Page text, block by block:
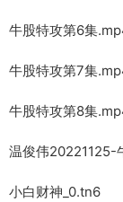
牛股特攻第6集
牛股特攻第7集
牛股特攻第8集
温俊伟20221125-
小白财神_0.tn6